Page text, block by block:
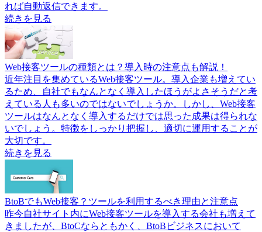
れば自動返信できます。
続きを見る
Web接客ツールの種類とは？導入時の注意点も解説！
近年注目を集めているWeb接客ツール。導入企業も増えてい
るため、自社でもなんとなく導入したほうがよさそうだと考
えている人も多いのではないでしょうか。しかし、Web接客
ツールはなんとなく導入するだけでは思った成果は得られな
いでしょう。特徴をしっかり把握し、適切に運用することが
大切です。
続きを見る
BtoBでもWeb接客？ツールを利用するべき理由と注意点
昨今自社サイト内にWeb接客ツールを導入する会社も増えて
きましたが、BtoCならともかく、BtoBビジネスにおいて